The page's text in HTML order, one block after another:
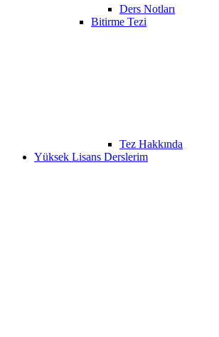
Ders Notları
Bitirme Tezi
Tez Hakkında
Yüksek Lisans Derslerim